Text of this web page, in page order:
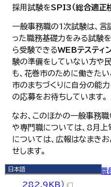
日本語
採用試験をSPI3（総合適正
一般事務職の1次試験は、言
った職務基礎力をみる試験
ら受験できるWEBテスティ
験の準備をしていない方や
も、花巻市のために働きた
市のまちづくりに自分の能
の応募をお待ちしています。
なお、このほかの一般事務職
や専門職については、8月上
については、広報はなまき
せします。
令和9年度採用 花巻市職
282.9KB）